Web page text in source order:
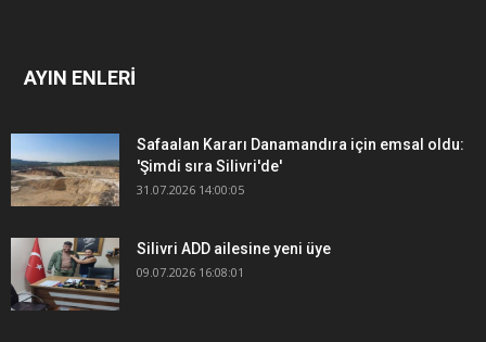
AYIN ENLERİ
Safaalan Kararı Danamandıra için emsal oldu:
'Şimdi sıra Silivri'de'
31.07.2026 14:00:05
Silivri ADD ailesine yeni üye
09.07.2026 16:08:01